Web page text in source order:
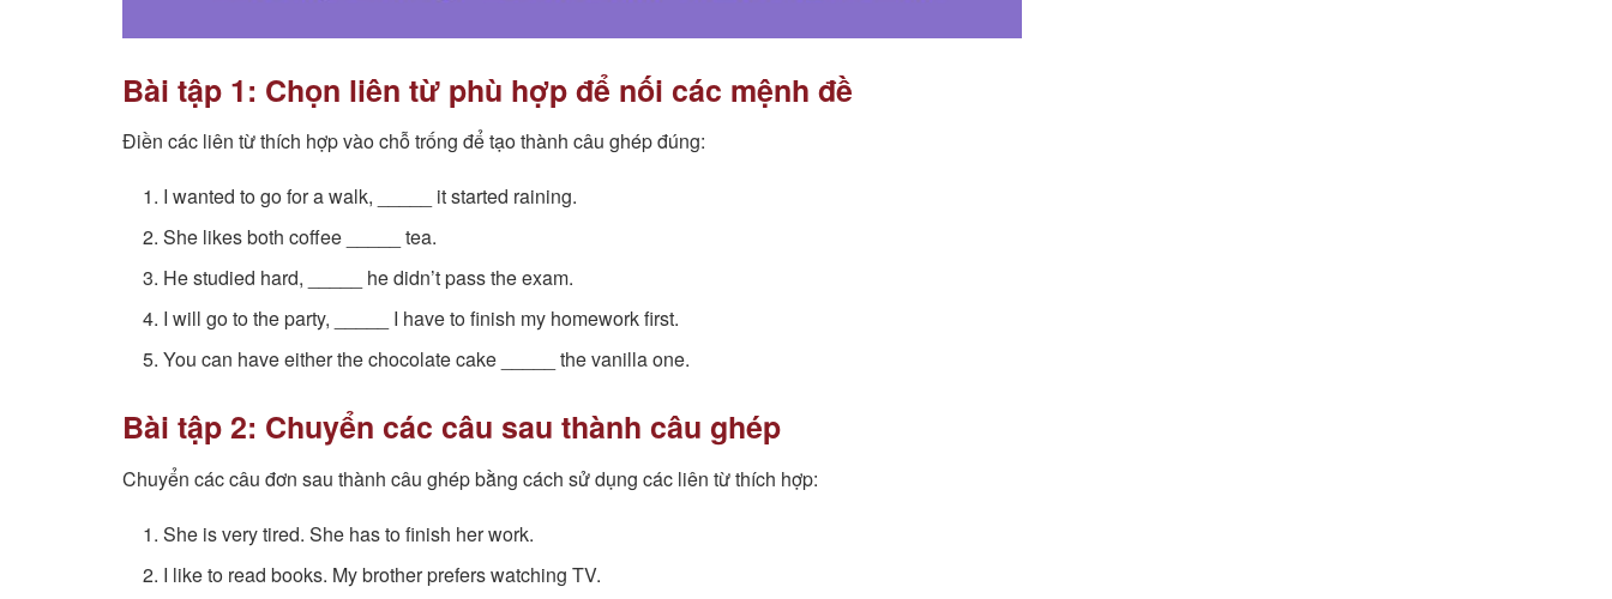
Bài tập 1: Chọn liên từ phù hợp để nối các mệnh đề
Điền các liên từ thích hợp vào chỗ trống để tạo thành câu ghép đúng:
I wanted to go for a walk, _____ it started raining.
She likes both coffee _____ tea.
He studied hard, _____ he didn’t pass the exam.
I will go to the party, _____ I have to finish my homework first.
You can have either the chocolate cake _____ the vanilla one.
Bài tập 2: Chuyển các câu sau thành câu ghép
Chuyển các câu đơn sau thành câu ghép bằng cách sử dụng các liên từ thích hợp:
She is very tired. She has to finish her work.
I like to read books. My brother prefers watching TV.